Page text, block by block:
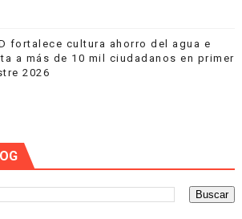
fortalece cultura ahorro del agua e
a más de 10 mil ciudadanos en primer
2026